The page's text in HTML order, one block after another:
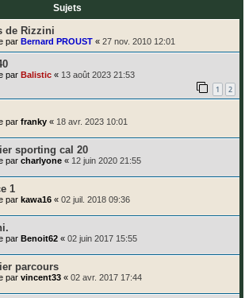
Sujets
de Rizzini
par Bernard PROUST « 27 nov. 2010 12:01
par Balistic « 13 août 2023 21:53
1 2
par franky « 18 avr. 2023 10:01
sporting cal 20
par charlyone « 12 juin 2020 21:55
1
par kawa16 « 02 juil. 2018 09:36
par Benoit62 « 02 juin 2017 15:55
parcours
par vincent33 « 02 avr. 2017 17:44